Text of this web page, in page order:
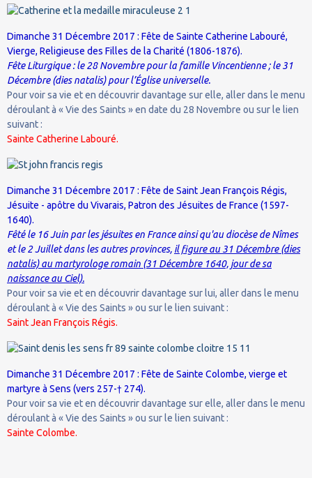
Dimanche 31 Décembre 2017 : Fête de Sainte Catherine Labouré,
Vierge, Religieuse des Filles de la Charité (1806-1876).
Fête Liturgique : le 28 Novembre pour la famille Vincentienne ; le 31
Décembre (dies natalis) pour l’Église universelle.
Pour voir sa vie et en découvrir davantage sur elle, aller dans le menu
déroulant à « Vie des Saints » en date du 28 Novembre ou sur le lien
suivant :
Sainte Catherine Labouré.
Dimanche 31 Décembre 2017 : Fête de Saint Jean François Régis,
Jésuite - apôtre du Vivarais, Patron des Jésuites de France (1597-
1640).
Fêté le 16 Juin par lesjésuites en Franceainsi qu'au diocèse de Nîmes
et le 2 Juillet dans les autres provinces, il figure au 31 Décembre (dies
natalis) au martyrologe romain (31 Décembre 1640, jour de sa
naissance au Ciel).
Pour voir sa vie et en découvrir davantage sur lui, aller dans le menu
déroulant à « Vie des Saints » ou sur le lien suivant :
Saint Jean François Régis.
Dimanche 31 Décembre 2017 : Fête de Sainte Colombe, vierge et
martyre à Sens (vers 257-† 274).
Pour voir sa vie et en découvrir davantage sur elle, aller dans le menu
déroulant à « Vie des Saints » ou sur le lien suivant :
Sainte Colombe.